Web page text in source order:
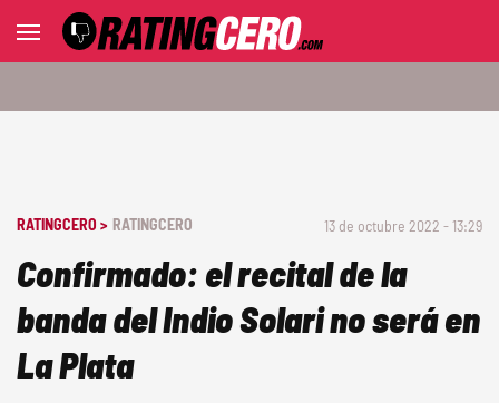
RATINGCERO > RATINGCERO 13 de octubre 2022 - 13:29
Confirmado: el recital de la
banda del Indio Solari no será en
La Plata